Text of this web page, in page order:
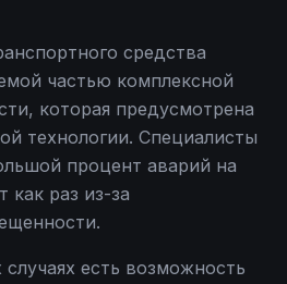
средства
частью комплексной
которая предусмотрена
технологии. Специалисты
процент аварий на
как раз из-за
есть возможность